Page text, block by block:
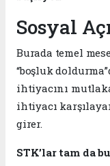
Sosyal
Burada temel
“boşluk
ihtiyacını
ihtiyacı
girer.
STK’lar tam da